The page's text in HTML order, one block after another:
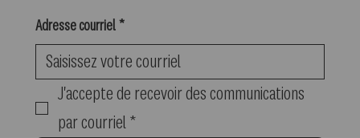
Adresse courriel *
J'accepte de recevoir des communications
par courriel *